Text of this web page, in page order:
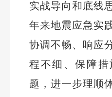
实战导向和底线
年来地震应急实
协调不畅、响应
程不细、保障
题，进一步理顺